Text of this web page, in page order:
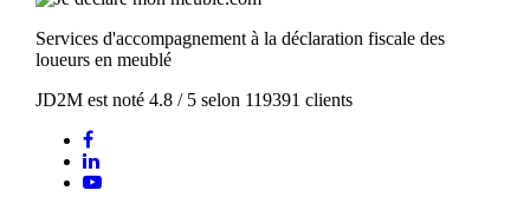
Services d'accompagnement à la déclaration fiscale des
loueurs en meublé
JD2M est noté4.8 / 5 selon 119391 clients